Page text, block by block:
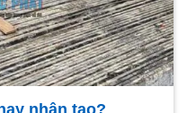
nhân tạo?